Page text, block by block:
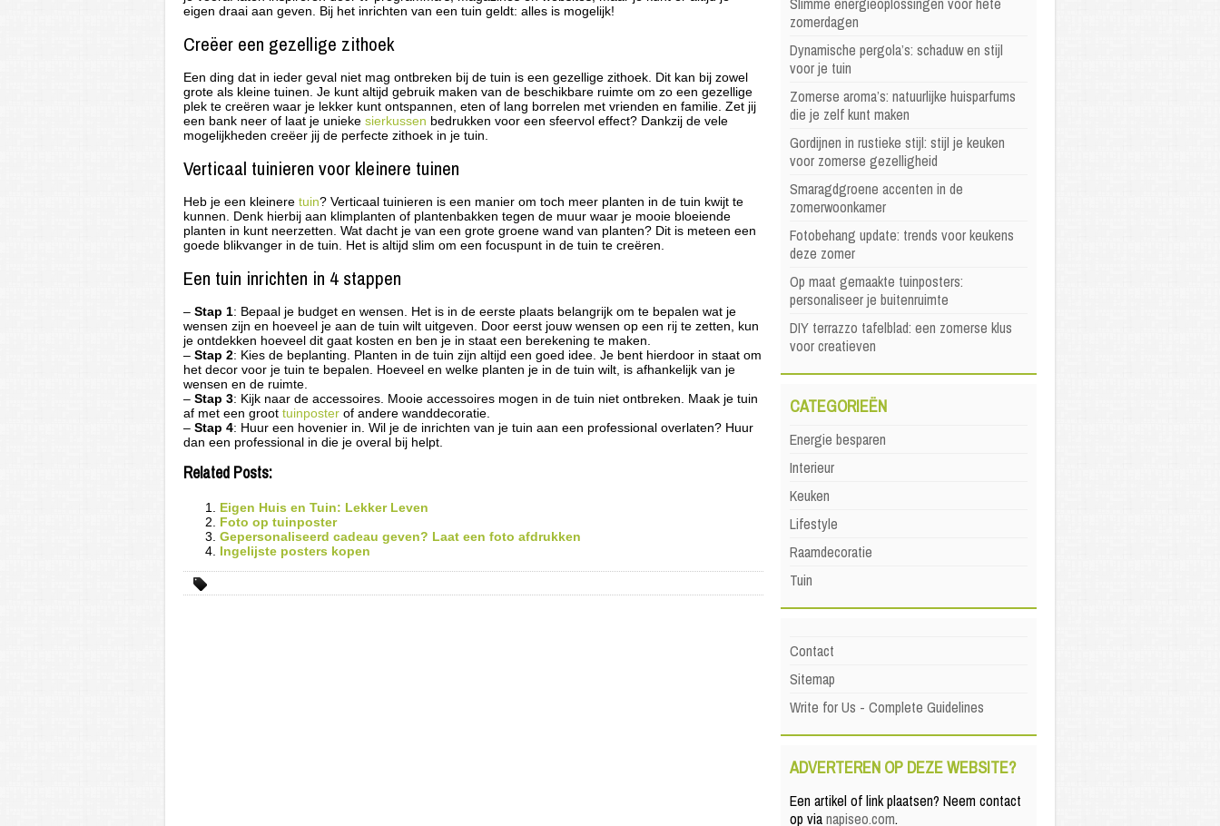
eigen draai aan geven. Bij het inrichten van een tuin geldt: alles is mogelijk!
Creëer een gezellige zithoek
Een ding dat in ieder geval niet mag ontbreken bij de tuin is een gezellige zithoek. Dit kan bij zowel
grote als kleine tuinen. Je kunt altijd gebruik maken van de beschikbare ruimte om zo een gezellige
plek te creëren waar je lekker kunt ontspannen, eten of lang borrelen met vrienden en familie. Zet jij
een bank neer of laat je unieke sierkussen bedrukken voor een sfeervol effect? Dankzij de vele
mogelijkheden creëer jij de perfecte zithoek in je tuin.
Verticaal tuinieren voor kleinere tuinen
Heb je een kleinere tuin? Verticaal tuinieren is een manier om toch meer planten in de tuin kwijt te
kunnen. Denk hierbij aan klimplanten of plantenbakken tegen de muur waar je mooie bloeiende
planten in kunt neerzetten. Wat dacht je van een grote groene wand van planten? Dit is meteen een
goede blikvanger in de tuin. Het is altijd slim om een focuspunt in de tuin te creëren.
Een tuin inrichten in 4 stappen
– Stap 1: Bepaal je budget en wensen. Het is in de eerste plaats belangrijk om te bepalen wat je
wensen zijn en hoeveel je aan de tuin wilt uitgeven. Door eerst jouw wensen op een rij te zetten, kun
je ontdekken hoeveel dit gaat kosten en ben je in staat een berekening te maken.
– Stap 2: Kies de beplanting. Planten in de tuin zijn altijd een goed idee. Je bent hierdoor in staat om
het decor voor je tuin te bepalen. Hoeveel en welke planten je in de tuin wilt, is afhankelijk van je
wensen en de ruimte.
– Stap 3: Kijk naar de accessoires. Mooie accessoires mogen in de tuin niet ontbreken. Maak je tuin
af met een groot tuinposter of andere wanddecoratie.
– Stap 4: Huur een hovenier in. Wil je de inrichten van je tuin aan een professional overlaten? Huur
dan een professional in die je overal bij helpt.
Related Posts:
Eigen Huis en Tuin: Lekker Leven
Foto op tuinposter
Gepersonaliseerd cadeau geven? Laat een foto afdrukken
Ingelijste posters kopen
zomerdagen
Dynamische pergola’s: schaduw en stijl
voor je tuin
Zomerse aroma’s: natuurlijke huisparfums
die je zelf kunt maken
Gordijnen in rustieke stijl: stijl je keuken
voor zomerse gezelligheid
Smaragdgroene accenten in de
zomerwoonkamer
Fotobehang update: trends voor keukens
deze zomer
Op maat gemaakte tuinposters:
personaliseer je buitenruimte
DIY terrazzo tafelblad: een zomerse klus
voor creatieven
CATEGORIEËN
Energie besparen
Interieur
Keuken
Lifestyle
Raamdecoratie
Tuin
Contact
Sitemap
Write for Us - Complete Guidelines
ADVERTEREN OP DEZE WEBSITE?
Een artikel of link plaatsen? Neem contact
op vianapiseo.com.